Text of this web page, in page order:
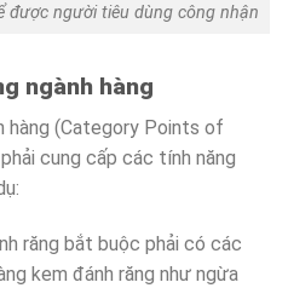
được người tiêu dùng công nhận
ngành hàng
hàng (Category Points of
cung cấp các tính năng
răng bắt buộc phải có các
kem đánh răng như ngừa